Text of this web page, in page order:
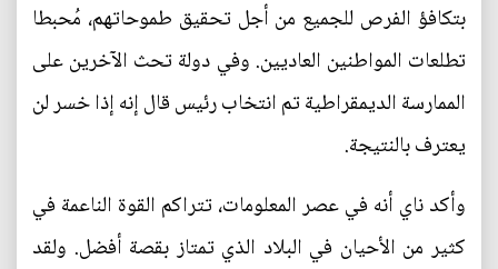
بتكافؤ الفرص للجميع من أجل تحقيق طموحاتهم، مُحبطا
تطلعات المواطنين العاديين. وفي دولة تحث الآخرين على
الممارسة الديمقراطية تم انتخاب رئيس قال إنه إذا خسر لن
يعترف بالنتيجة.
وأكد ناي أنه في عصر المعلومات، تتراكم القوة الناعمة في
كثير من الأحيان في البلاد الذي تمتاز بقصة أفضل. ولقد